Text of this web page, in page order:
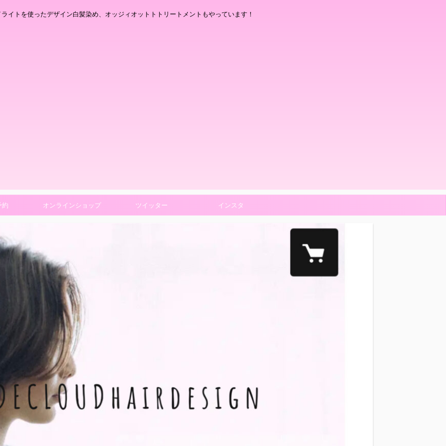
イトを使ったデザイン白髪染め、オッジィオットトトリートメントもやっています！
約 オンラインショップ ツイッター インスタ